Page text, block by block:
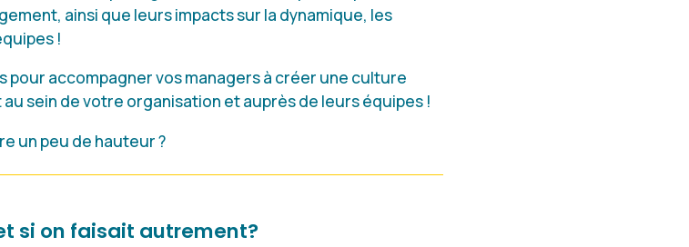
ainsi que leurs impacts sur la dynamique, les
!
pour accompagner vos managers à créer une culture
sein de votre organisation et auprès de leurs équipes !
un peu de hauteur ?
et si on faisait autrement?